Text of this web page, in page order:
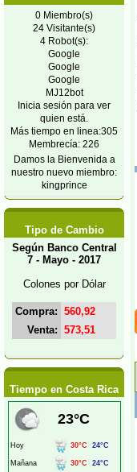
0 Miembro(s)
24 Visitante(s)
4 Robot(s):
Google
Google
Google
MJ12bot
Inicia sesión para ver
quien está.
Más tiempo en linea:305
Membrecía: 226
Damos la Bienvenida a
nuestro nuevo miembro:
kingprince
Tipo de Cambio
Según Banco Central
7 - Mayo - 2017
Colones por Dólar
Compra: 560,92
Venta: 573,51
Tiempo en Costa Rica